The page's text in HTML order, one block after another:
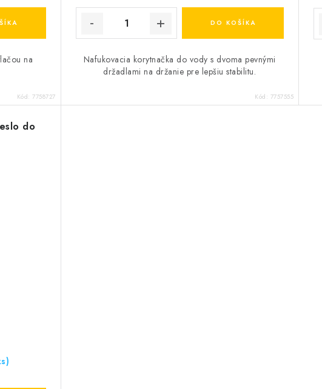
na
Kód:7758727
DO KOŠÍKA
Nafukovacia korytnačka do vody s dvoma pevnými
držadlami na držanie pre lepšiu stabilitu.
Kód: 7757555
do